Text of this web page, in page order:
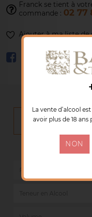
Franck se tient à
commande : 02 77
Ajouter à ma liste de
La vente d’alcool
avoir plus de 18
NON